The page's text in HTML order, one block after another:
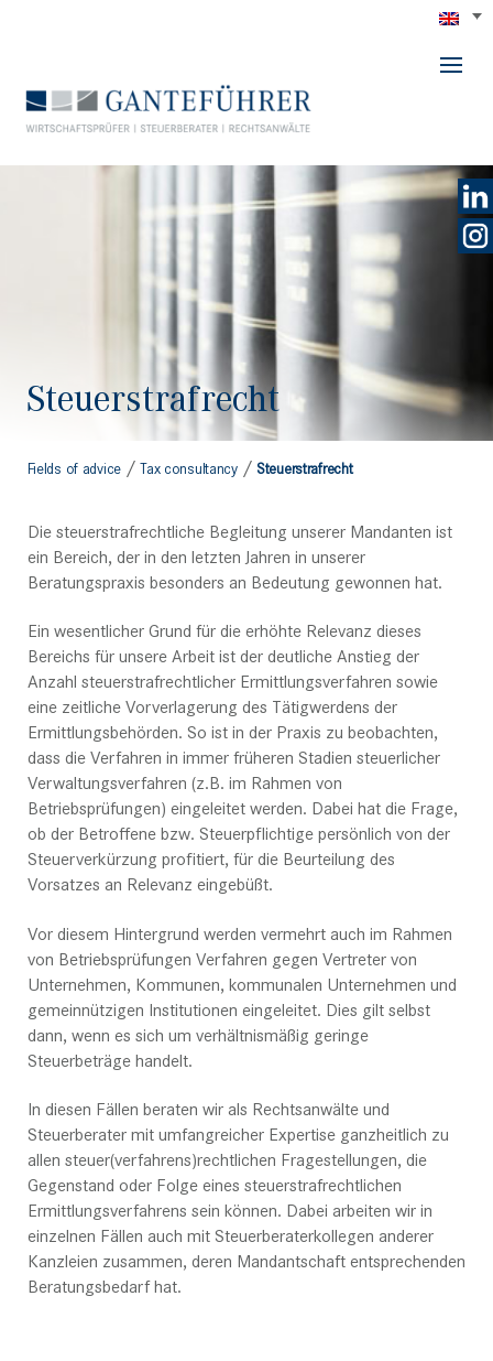
GANTEFÜHRER
Steuerstrafrecht
Fields of advice/Tax consultancy/ Steuerstrafrecht
Die steuerstrafrechtliche Begleitung unserer Mandanten ist
ein Bereich, der in den letzten Jahren in unserer
Beratungspraxis besonders an Bedeutung gewonnen hat.
Ein wesentlicher Grund für die erhöhte Relevanz dieses
Bereichs für unsere Arbeit ist der deutliche Anstieg der
Anzahl steuerstrafrechtlicher Ermittlungsverfahren sowie
eine zeitliche Vorverlagerung des Tätigwerdens der
Ermittlungsbehörden. So ist in der Praxis zu beobachten,
dass die Verfahren in immer früheren Stadien steuerlicher
Verwaltungsverfahren (z.B. im Rahmen von
Betriebsprüfungen) eingeleitet werden. Dabei hat die Frage,
ob der Betroffene bzw. Steuerpflichtige persönlich von der
Steuerverkürzung profitiert, für die Beurteilung des
Vorsatzes an Relevanz eingebüßt.
Vor diesem Hintergrund werden vermehrt auch im Rahmen
von Betriebsprüfungen Verfahren gegen Vertreter von
Unternehmen, Kommunen, kommunalen Unternehmen und
gemeinnützigen Institutionen eingeleitet. Dies gilt selbst
dann, wenn es sich um verhältnismäßig geringe
Steuerbeträge handelt.
In diesen Fällen beraten wir als Rechtsanwälte und
Steuerberater mit umfangreicher Expertise ganzheitlich zu
allen steuer(verfahrens)rechtlichen Fragestellungen, die
Gegenstand oder Folge eines steuerstrafrechtlichen
Ermittlungsverfahrens sein können. Dabei arbeiten wir in
einzelnen Fällen auch mit Steuerberaterkollegen anderer
Kanzleien zusammen, deren Mandantschaft entsprechenden
Beratungsbedarf hat.